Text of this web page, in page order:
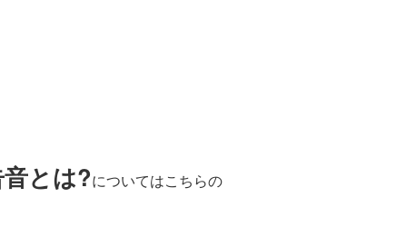
とは?についてはこちらの